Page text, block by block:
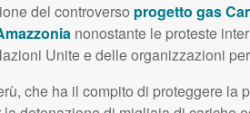
del controverso progetto gas
nonostante le proteste
Unite e delle organizzazioni
che ha il compito di proteggere la